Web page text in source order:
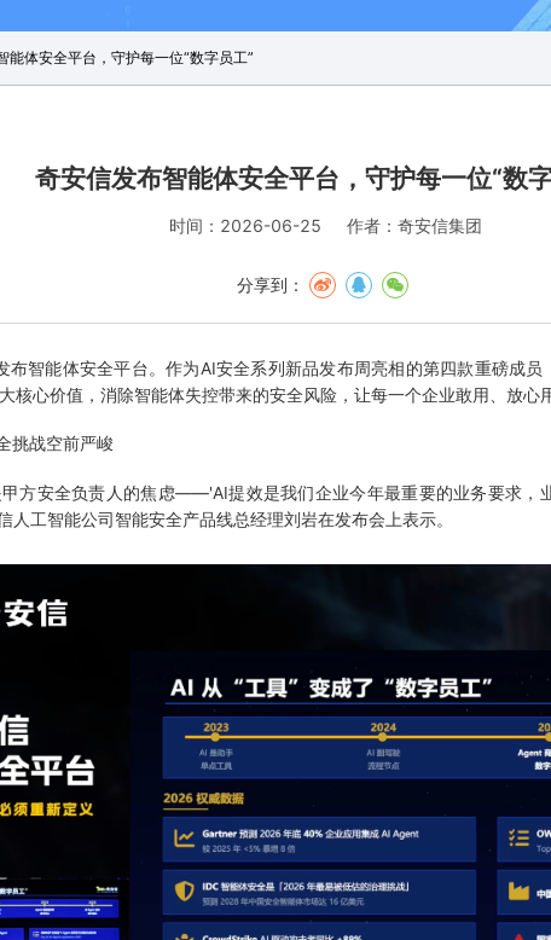
能体安全平台，守护每一位“数字员工”
奇安信发布智能体安全平台，守护每一位“数
时间：2026-06-25 作者：奇安信集团
分享到：
智能体安全平台。作为AI安全系列新品发布周亮相的第四款重磅成员
核心价值，消除智能体失控带来的安全风险，让每一个企业敢用、放心
挑战空前严峻
方安全负责人的焦虑——'AI提效是我们企业今年最重要的业务要求，
人工智能公司智能安全产品线总经理刘岩在发布会上表示。